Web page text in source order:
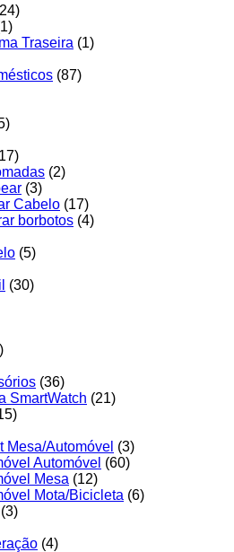
Traseira (1)
(87)
(2)
(3)
Cabelo (17)
borbotos (4)
(5)
(30)
(36)
SmartWatch (21)
Mesa/Automóvel (3)
Automóvel (60)
Mesa (12)
Mota/Bicicleta (6)
(3)
(4)